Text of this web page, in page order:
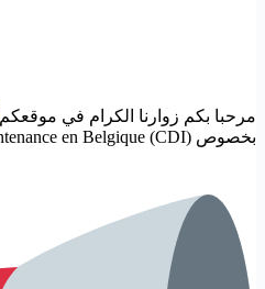
مرحبا بكم زوارنا الكرام في موقعكم
بخصوص Techniciens de Maintenance en Belgique (CDI)